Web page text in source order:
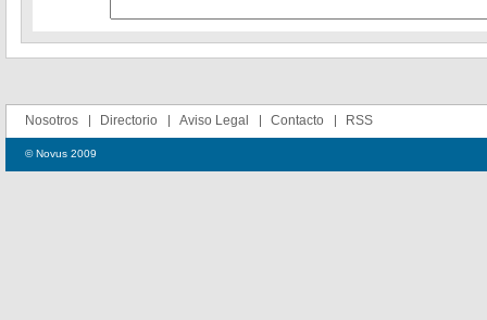
Nosotros Directorio Aviso Legal Contacto RSS
© Novus 2009